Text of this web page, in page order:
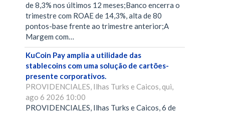
de 8,3% nos últimos 12 meses;Banco encerra o
trimestre com ROAE de 14,3%, alta de 80
pontos-base frente ao trimestre anterior;A
Margem com…
KuCoin Pay amplia a utilidade das
stablecoins com uma solução de cartões-
presente corporativos.
PROVIDENCIALES, Ilhas Turks e Caicos, qui,
ago 6 2026 10:00
PROVIDENCIALES, Ilhas Turks e Caicos, 6 de